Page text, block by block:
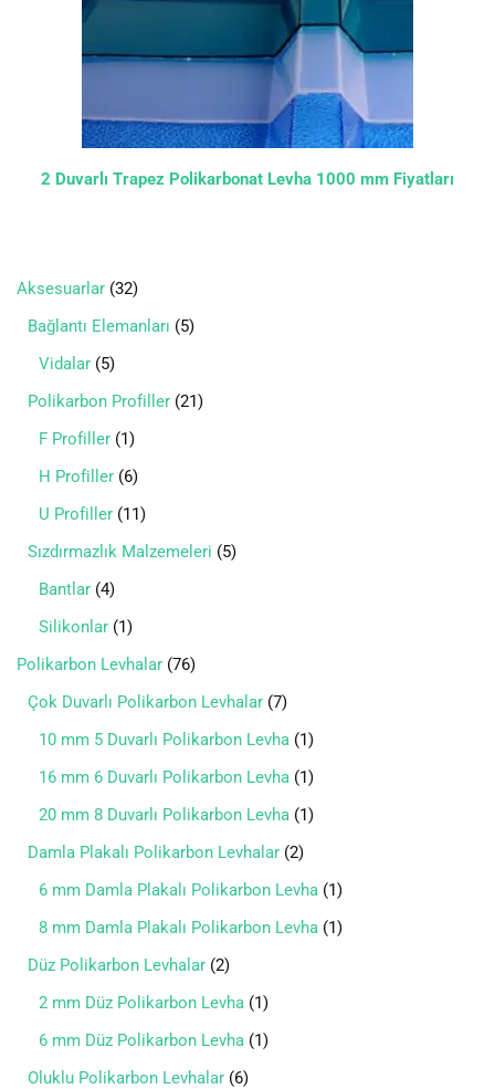
2 Duvarlı Trapez Polikarbonat Levha 1000 mm Fiyatları
Aksesuarlar 32
Bağlantı Elemanları
5
Vidalar 5
Polikarbon Profiller 21
F Profiller 1
H Profiller 6
U Profiller 11
Sızdırmazlık Malzemeleri
5
Bantlar 4
Silikonlar 1
Polikarbon Levhalar 76
Çok Duvarlı Polikarbon Levhalar 7
10 mm 5 Duvarlı Polikarbon Levha
1
16 mm 6 Duvarlı Polikarbon Levha
1
20 mm 8 Duvarlı Polikarbon Levha
1
Damla Plakalı Polikarbon Levhalar 2
6 mm Damla Plakalı Polikarbon Levha
1
8 mm Damla Plakalı Polikarbon Levha
1
Düz Polikarbon Levhalar 2
2 mm Düz Polikarbon Levha
1
6 mm Düz Polikarbon Levha
1
Oluklu Polikarbon Levhalar 6